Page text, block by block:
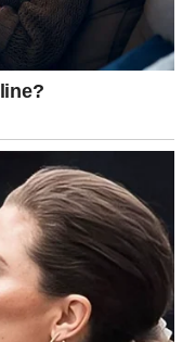
ljubavi – već
manje od onoga što
put ispred vas. U
koja će voleti
će želeti da stoji